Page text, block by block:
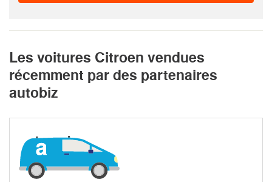
Les voitures Citroen vendues
récemment par des partenaires
autobiz